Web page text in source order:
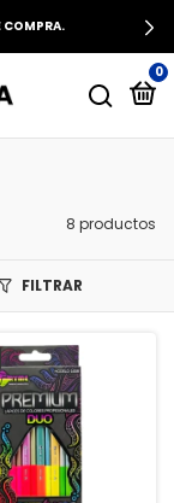
$1,000.
0
8 productos
FILTRAR